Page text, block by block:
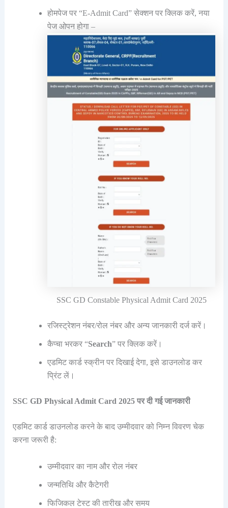
होमपेज पर “E-Admit Card” सेक्शन पर क्लिक करें, नया
पेज ओपन होगा –
SSC GD Constable Physical Admit Card 2025
रजिस्ट्रेशन नंबर/रोल नंबर और अन्य जानकारी दर्ज करें।
कैप्चा भरकर “Search” पर क्लिक करें।
एडमिट कार्ड स्क्रीन पर दिखाई देगा, इसे डाउनलोड कर
प्रिंट लें।
SSC GD Physical Admit Card 2025 पर दी गई जानकारी
एडमिट कार्ड डाउनलोड करने के बाद उम्मीदवार को निम्न विवरण चेक
करना जरूरी है:
उम्मीदवार का नाम और रोल नंबर
जन्मतिथि और कैटेगरी
फिजिकल टेस्ट की तारीख और समय